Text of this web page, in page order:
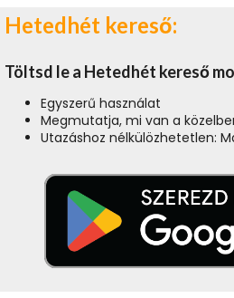
Hetedhét kereső:
Töltsd le a Hetedhét kereső
Egyszerű használat
Megmutatja, mi van a
Utazáshoz nélkülözhetetlen: